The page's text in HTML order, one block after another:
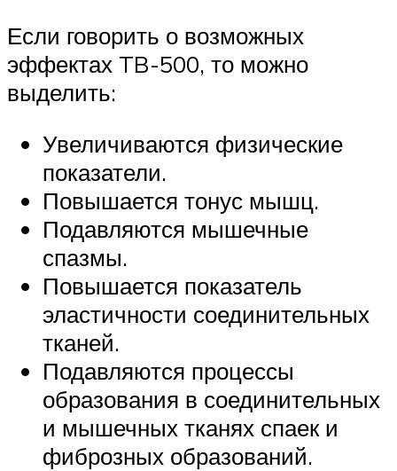
Если говорить о возможных
эффектах TB-500, то можно
выделить:
Увеличиваются физические
показатели.
Повышается тонус мышц.
Подавляются мышечные
спазмы.
Повышается показатель
эластичности соединительных
тканей.
Подавляются процессы
образования в соединительных
и мышечных тканях спаек и
фиброзных образований.